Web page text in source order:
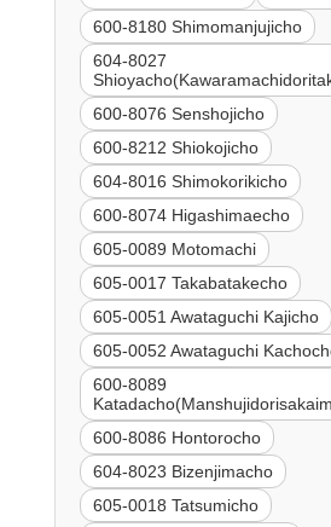
600-8180 Shimomanjujicho
604-8027
600-8076 Senshojicho
600-8212 Shiokojicho
604-8016 Shimokorikicho
600-8074 Higashimaecho
605-0089 Motomachi
605-0017 Takabatakecho
605-0051 Awataguchi Kajicho
605-0052 Awataguchi
600-8089
600-8086 Hontorocho
604-8023 Bizenjimacho
605-0018 Tatsumicho